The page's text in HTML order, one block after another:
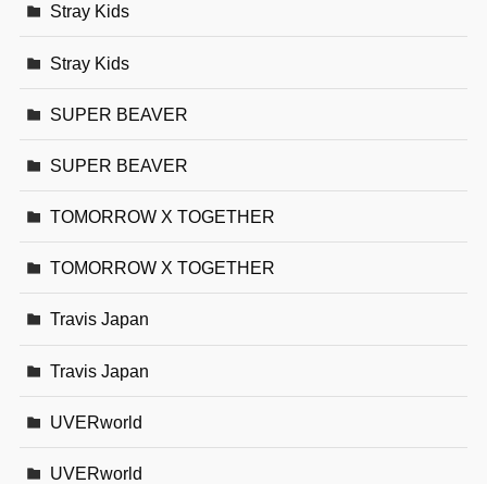
Stray Kids
Stray Kids
SUPER BEAVER
SUPER BEAVER
TOMORROW X TOGETHER
TOMORROW X TOGETHER
Travis Japan
Travis Japan
UVERworld
UVERworld